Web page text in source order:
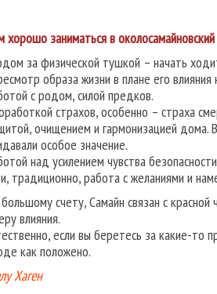
хорошо заниматься в
за физической тушкой – начать
образа жизни в плане его
с родом, силой предков.
страхов, особенно – страха
очищением и гармонизацией дома.
особое значение.
над усилением чувства
традиционно, работа с желаниями и
счету, Самайн связан с
влияния.
если вы беретесь за какие-то
как положено.
Хаген